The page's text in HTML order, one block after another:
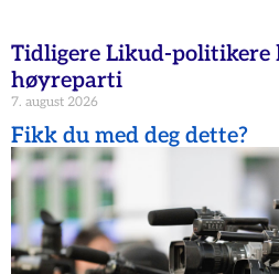
Tidligere Likud-
høyreparti
7. august 2026
Fikk du med deg dette?